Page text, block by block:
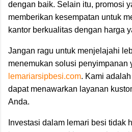
dengan baik. Selain itu, promosi
memberikan kesempatan untuk
kantor berkualitas dengan harga
Jangan ragu untuk menjelajahi
menemukan solusi penyimpanan
lemariarsipbesi.com. Kami
dapat menawarkan layanan
Anda.
Investasi dalam lemari besi tidak